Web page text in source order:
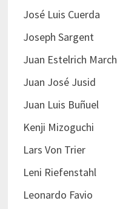
José Luis Cuerda
Joseph Sargent
Juan Estelrich March
Juan José Jusid
Juan Luis Buñuel
Kenji Mizoguchi
Lars Von Trier
Leni Riefenstahl
Leonardo Favio